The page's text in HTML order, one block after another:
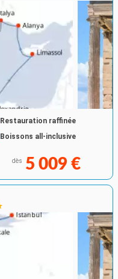
Restauration raffinée
Boissons all-inclusive
dès 5 009 €